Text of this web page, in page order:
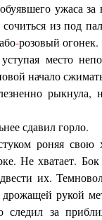
ужаса за
из под
-розовый
место
начало
рыкнула,
сдавил горло.
роняя свою
Не хватает. Бок
их.
рукой
за